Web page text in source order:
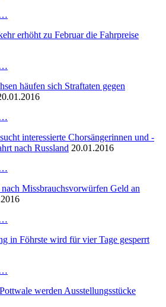
…
erhöht zu Februar die Fahrpreise
…
häufen sich Straftaten gegen
…
interessierte Chorsängerinnen und -
nach Russland 20.01.2016
…
Missbrauchsvorwürfen Geld an
…
in Föhrste wird für vier Tage gesperrt
…
werden Ausstellungsstücke